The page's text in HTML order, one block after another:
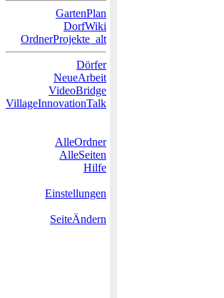
GartenPlan
DorfWiki
OrdnerProjekte_alt
Dörfer
NeueArbeit
VideoBridge
VillageInnovationTalk
AlleOrdner
AlleSeiten
Hilfe
Einstellungen
SeiteÄndern